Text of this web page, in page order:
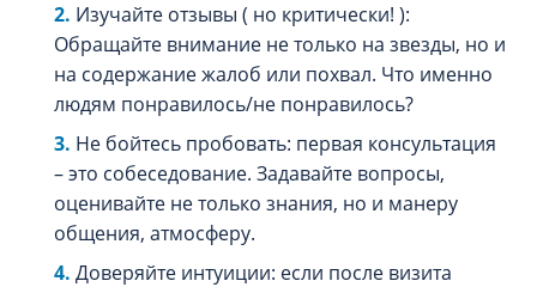
Изучайте отзывы ( но критически! ):
Обращайте внимание не только на звезды, но и
на содержание жалоб или похвал. Что именно
людям понравилось/не понравилось?
Не бойтесь пробовать: первая консультация
– это собеседование. Задавайте вопросы,
оценивайте не только знания, но и манеру
общения, атмосферу.
Доверяйте интуиции: если после визита